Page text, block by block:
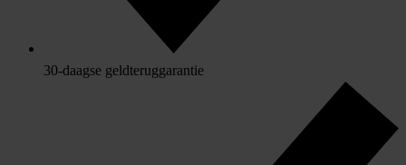
30-daagse geldteruggarantie